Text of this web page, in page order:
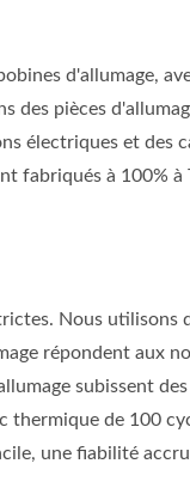
d'allumage,
des pièces
électriques et des
fabriqués à 100% à
Nous utilisons
répondent aux
subissent
de 100
une fiabilité